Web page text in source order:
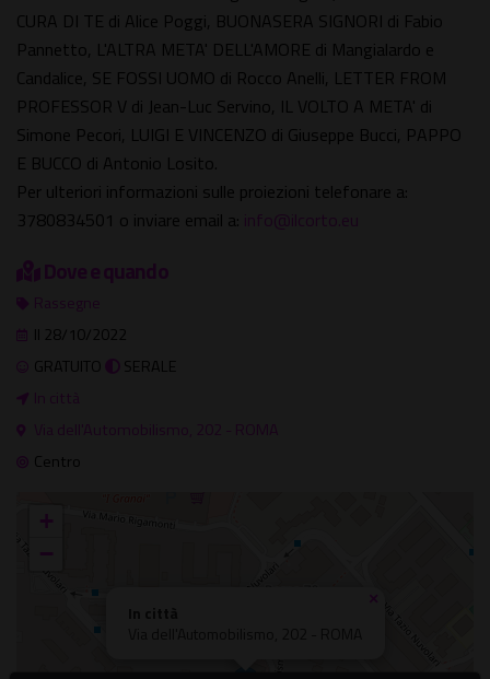
CURA DI TE di Alice Poggi, BUONASERA SIGNORI di Fabio
Pannetto, L'ALTRA META' DELL'AMORE di Mangialardo e
Candalice, SE FOSSI UOMO di Rocco Anelli, LETTER FROM
PROFESSOR V di Jean-Luc Servino, IL VOLTO A META' di
Simone Pecori, LUIGI E VINCENZO di Giuseppe Bucci, PAPPO
E BUCCO di Antonio Losito.
Per ulteriori informazioni sulle proiezioni telefonare a:
3780834501 o inviare email a: info@ilcorto.eu
Dove e quando
Rassegne
Il 28/10/2022
GRATUITO
SERALE
In città
Via dell'Automobilismo, 202 - ROMA
Centro
×
+
−